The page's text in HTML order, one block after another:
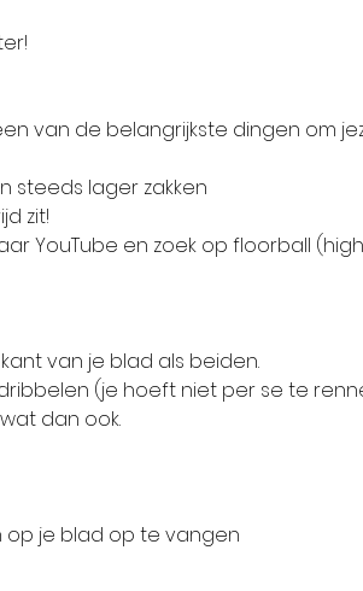
van de belangrijkste dingen om
steeds lager zakken
zit!
YouTube en zoek op floorball
kant van je blad als beiden.
dan ook.
op je blad op te vangen